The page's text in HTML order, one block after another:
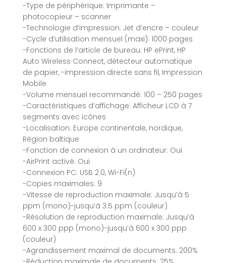
-Type de périphérique: Imprimante –
photocopieur – scanner
-Technologie d’impression: Jet d’encre – couleur
-Cycle d’utilisation mensuel (maxi): 1000 pages
-Fonctions de l’article de bureau: HP ePrint, HP
Auto Wireless Connect, détecteur automatique
de papier, -impression directe sans fil, Impression
Mobile
-Volume mensuel recommandé: 100 – 250 pages
-Caractéristiques d’affichage: Afficheur LCD à 7
segments avec icônes
-Localisation: Europe continentale, nordique,
Région baltique
-Fonction de connexion à un ordinateur: Oui
-AirPrint activé: Oui
-Connexion PC: USB 2.0, Wi-Fi(n)
-Copies maximales: 9
-Vitesse de reproduction maximale: Jusqu’à 5
ppm (mono)-jusqu’à 3.5 ppm (couleur)
-Résolution de reproduction maximale: Jusqu’à
600 x 300 ppp (mono)-jusqu’à 600 x 300 ppp
(couleur)
-Agrandissement maximal de documents: 200%